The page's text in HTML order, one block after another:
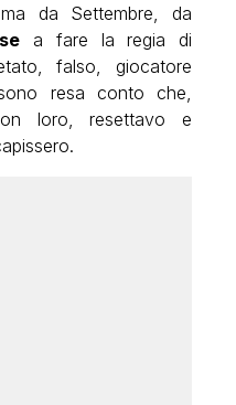
da Settembre, da
a fare la regia di
falso, giocatore
resa conto che,
loro, resettavo e